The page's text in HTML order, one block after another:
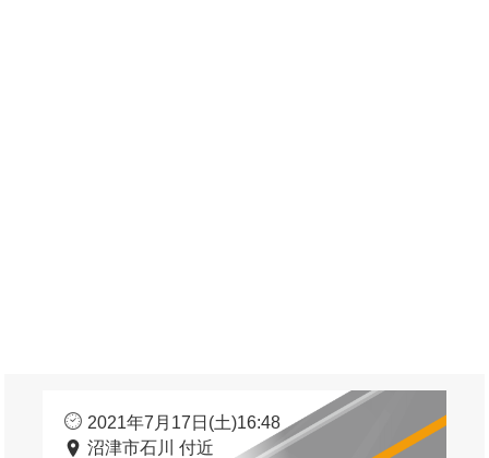
2021年7月17日(土)16:48
沼津市石川 付近